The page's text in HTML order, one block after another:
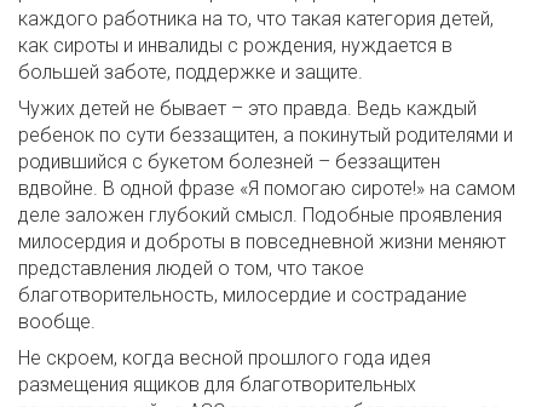
каждого работника на то, что такая категория детей,
как сироты и инвалиды с рождения, нуждается в
большей заботе, поддержке и защите.
Чужих детей не бывает – это правда. Ведь каждый
ребенок по сути беззащитен, а покинутый родителями и
родившийся с букетом болезней – беззащитен
вдвойне. В одной фразе «Я помогаю сироте!» на самом
деле заложен глубокий смысл. Подобные проявления
милосердия и доброты в повседневной жизни меняют
представления людей о том, что такое
благотворительность, милосердие и сострадание
вообще.
Не скроем, когда весной прошлого года идея
размещения ящиков для благотворительных